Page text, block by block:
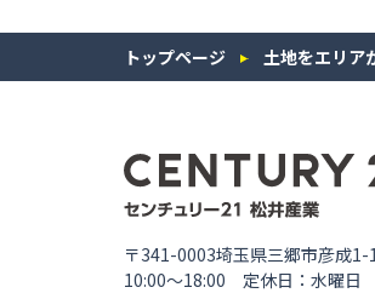
トップページ 土地をエリア
〒341-0003埼玉県三郷市彦成1-1
10:00〜18:00 定休日：水曜日